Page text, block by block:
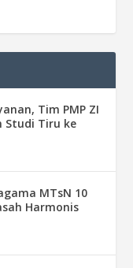
Tim PMP ZI
Studi Tiru ke
MTsN 10
Harmonis